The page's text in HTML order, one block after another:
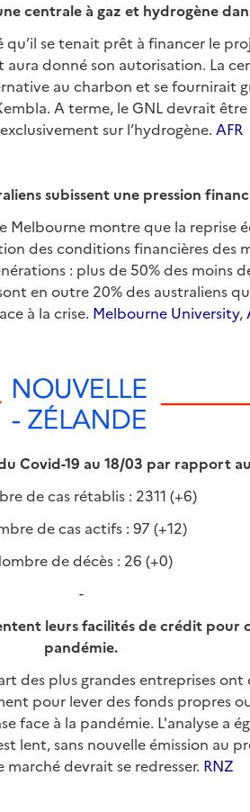
centrale à gaz et hydrogène
se tenait prêt à financer le
aura donné son autorisation. La
au charbon et se fournirait
A terme, le GNL devrait
sur l’hydrogène. AFR
subissent une pression
Melbourne montre que la reprise
des conditions financières des
: plus de 50% des moins
en outre 20% des australiens
à la crise. Melbourne University,
Covid-19 au 18/03 par rapport
de cas rétablis : 2311 (+6)
de cas actifs : 97 (+12)
de décès : 26 (+0)
-
leurs facilités de crédit pour
pandémie.
des plus grandes entreprises
pour lever des fonds propres
face à la pandémie. L'analyse a
lent, sans nouvelle émission au
marché devrait se redresser. RNZ